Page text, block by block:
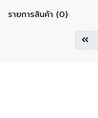
รายการสินค้า (0)